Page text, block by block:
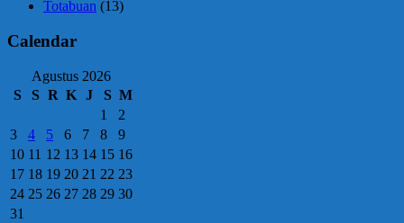
Totabuan (13)
Calendar
Agustus 2026
S
S R K J S M
1
2
3
4 5 6 7 8
9
10 11 12 13 14 15 16
17 18 19 20 21 22 23
24 25 26 27 28 29 30
31